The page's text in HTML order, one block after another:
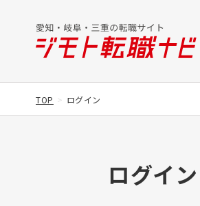
TOP ログイン
ログイン